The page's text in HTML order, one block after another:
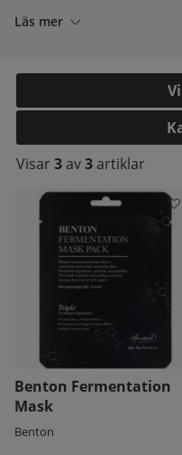
Läs mer
Visar 3av3artiklar
Benton Fermentation
Mask
Benton